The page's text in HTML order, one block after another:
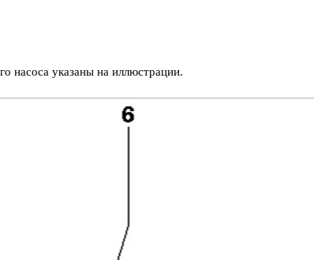
насоса указаны на иллюстрации.